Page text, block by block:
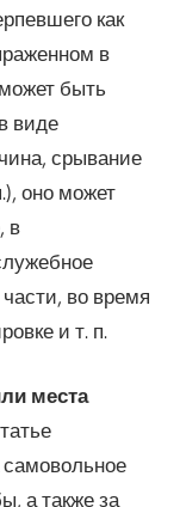
как
в
быть
виде
срывание
оно может
в
во время
и т. п.
места
самовольное
а также за